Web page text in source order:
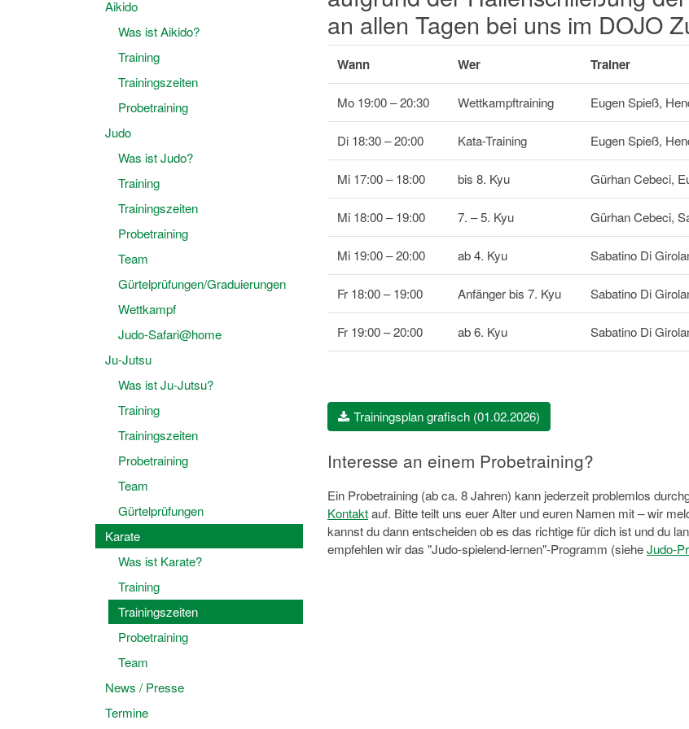
Aikido
Was ist Aikido?
Training
Trainingszeiten
Probetraining
Judo
Was ist Judo?
Training
Trainingszeiten
Probetraining
Team
Gürtelprüfungen/Graduierungen
Wettkampf
Judo-Safari@home
Ju-Jutsu
Was ist Ju-Jutsu?
Training
Trainingszeiten
Probetraining
Team
Gürtelprüfungen
Karate
Was ist Karate?
Training
Trainingszeiten
Probetraining
Team
News / Presse
Termine
an allen Tagen bei uns im DOJO
Wann Wer Trainer
Mo 19:00 – 20:30 Wettkampftraining Eugen Spieß,
Di 18:30 – 20:00 Kata-Training Eugen Spieß,
Mi 17:00 – 18:00 bis 8. Kyu Gürhan Cebeci,
Mi 18:00 – 19:00 7. – 5. Kyu Gürhan Cebeci,
Mi 19:00 – 20:00 ab 4. Kyu Sabatino Di
Fr 18:00 – 19:00 Anfänger bis 7. Kyu Sabatino Di
Fr 19:00 – 20:00 ab 6. Kyu Sabatino Di
Trainingsplan grafisch (01.02.2026)
Interesse an einem Probetraining?
Ein Probetraining (ab ca. 8 Jahren) kann jederzeit problemlos
Kontaktauf. Bitte teilt uns euer Alter und euren Namen mit – wir
kannst du dann entscheiden ob es das richtige für dich ist und du
empfehlen wir das "Judo-spielend-lernen"-Programm (sieheJudo-